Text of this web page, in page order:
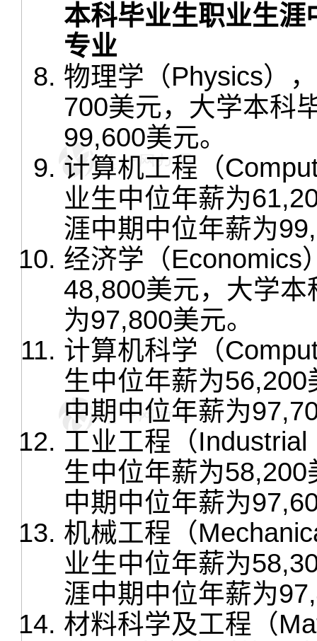
本科毕业生职业生
专业
物理学（Physics）
700美元，大学本科
99,600美元。
计算机工程（
业生中位年薪为
涯中期中位年薪为
经济学（Economics
48,800美元，大学
为97,800美元。
计算机科学（
生中位年薪为
中期中位年薪为
工业工程（
生中位年薪为
中期中位年薪为
机械工程（
业生中位年薪为
涯中期中位年薪为
材料科学及工程（